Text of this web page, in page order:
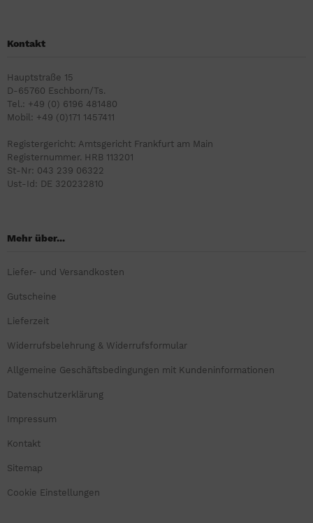
Kontakt
Hauptstraße 15
D-65760 Eschborn/Ts.
Tel.: +49 (0) 6196 481480
Mobil: +49 (0)171 1457411
Registergericht: Amtsgericht Frankfurt am Main
Registernummer. HRB 113201
St-Nr: 043 239 06322
Ust-Id: DE 320232810
Mehr über...
Liefer- und Versandkosten
Gutscheine
Lieferzeit
Widerrufsbelehrung & Widerrufsformular
Allgemeine Geschäftsbedingungen mit Kundeninformationen
Datenschutzerklärung
Impressum
Kontakt
Sitemap
Cookie Einstellungen